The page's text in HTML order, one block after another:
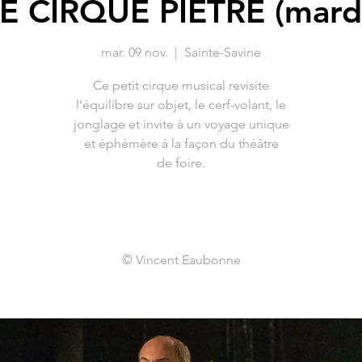
CIRQUE PIÈTRE
mar. 09 nov.
  |
Sainte-Savine
Ce petit cirque musical revisite
l’équilibre sur objet, le cerf-volant, le
jonglage et invite à un voyage unique
et éphémère à la façon du théâtre
de foire.
© Vincent Eaubonne